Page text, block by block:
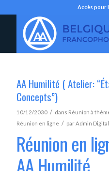
Accès pour
AA Humilité ( Atelier:
Concepts”)
10/12/2030 / dans Réunion à
Réunion en ligne / parAdmin Digital
Réunion en
AA Humilité